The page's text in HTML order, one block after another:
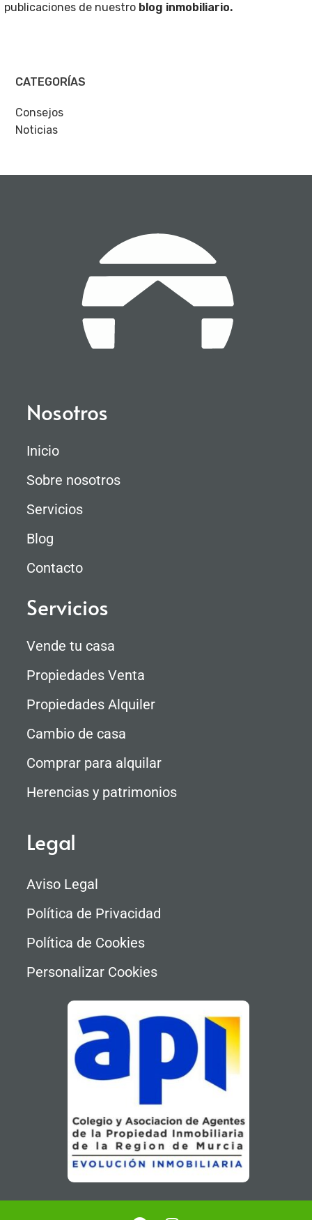
publicaciones de nuestro blog inmobiliario.
CATEGORÍAS
Consejos
Noticias
Nosotros
Inicio
Sobre nosotros
Servicios
Blog
Contacto
Servicios
Vende tu casa
Propiedades Venta
Propiedades Alquiler
Cambio de casa
Comprar para alquilar
Herencias y patrimonios
Legal
Aviso Legal
Política de Privacidad
Política de Cookies
Personalizar Cookies